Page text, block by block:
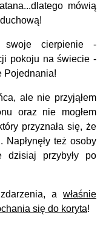
mówią
swoje cierpienie -
pokoju na świecie -
Pojednania!
ale nie przyjąłem
oraz nie mogłem
przyznała się, że
też osoby
dzisiaj przybyły po
a właśnie
się do koryta!